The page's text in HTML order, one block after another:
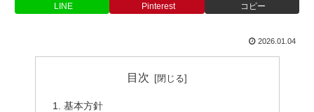
LINE Pinterest コピー
2026.01.04
目次
基本方針